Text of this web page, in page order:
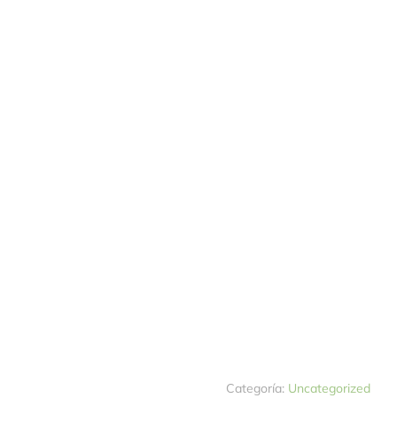
Categoría: Uncategorized